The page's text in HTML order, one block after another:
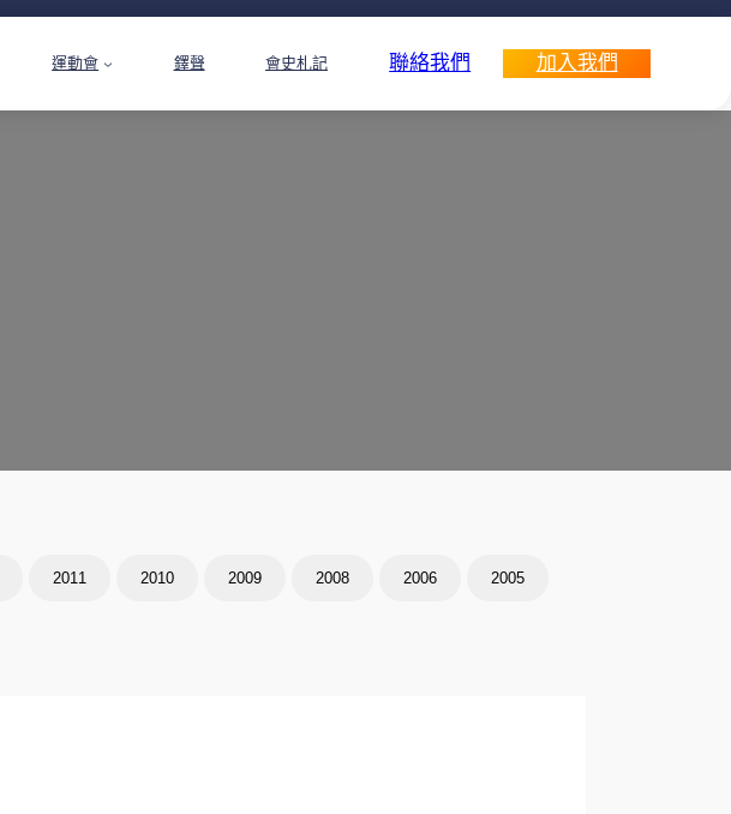
運動會 鐸聲 會史札記 聯絡我們 加入我們
2011 2010 2009 2008 2006 2005